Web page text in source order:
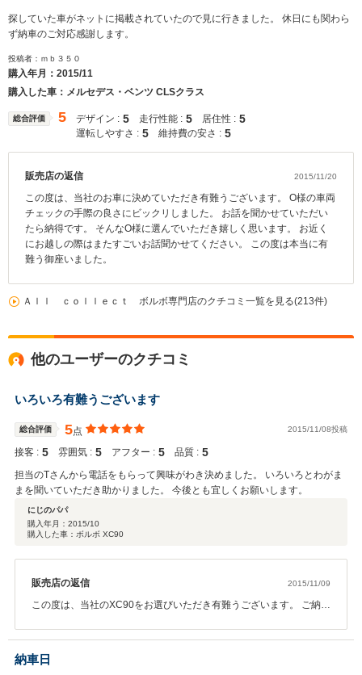
探していた車がネットに掲載されていたので見に行きました。 休日にも関わら
ず納車のご対応感謝します。
投稿者：ｍｂ３５０
購入年月： 2015/11
購入した車：メルセデス・ベンツ CLSクラス
総合評価 5 デザイン : 5 走行性能 : 5 居住性 : 5
運転しやすさ : 5 維持費の安さ : 5
販売店の返信 2015/11/20
この度は、当社のお車に決めていただき有難うございます。 O様の車両
チェックの手際の良さにビックリしました。 お話を聞かせていただい
たら納得です。 そんなO様に選んでいただき嬉しく思います。 お近く
にお越しの際はまたすごいお話聞かせてください。 この度は本当に有
難う御座いました。
Ａｌｌ ｃｏｌｌｅｃｔ ボルボ専門店のクチコミ一覧を見る(213件)
他のユーザーのクチコミ
いろいろ有難うございます
総合評価 5点 2015/11/08投稿
接客 : 5 雰囲気 : 5 アフター : 5 品質 : 5
担当のTさんから電話をもらって興味がわき決めました。 いろいろとわがま
まを聞いていただき助かりました。 今後とも宜しくお願いします。
にじのパパ
購入年月： 2015/10
購入した車：ボルボ XC90
販売店の返信 2015/11/09
この度は、当社のXC90をお選びいただき有難うございます。 ご納車
ムも力を入れておりますので今後何かございましたらお気軽にご相
談ください。 ご自身でも整備をされると思いますが、わからない事
納車日